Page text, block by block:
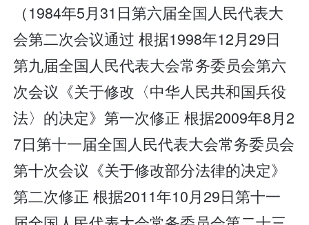
（1984年5月31日第六届全国人民代表大
会第二次会议通过 根据1998年12月29日
第九届全国人民代表大会常务委员会第六
次会议《关于修改〈中华人民共和国兵役
法〉的决定》第一次修正 根据2009年8月2
7日第十一届全国人民代表大会常务委员会
第十次会议《关于修改部分法律的决定》
第二次修正 根据2011年10月29日第十一